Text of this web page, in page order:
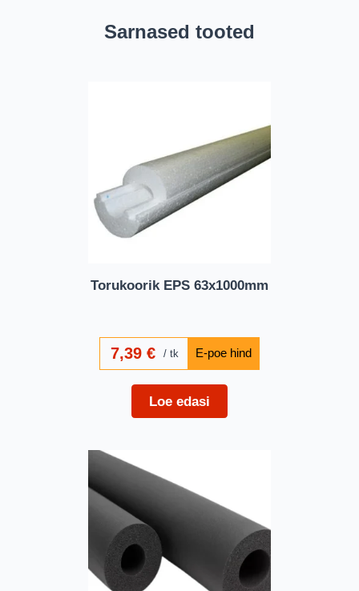
Sarnased tooted
Torukoorik EPS 63x1000mm
7,39€ tk
Loe edasi